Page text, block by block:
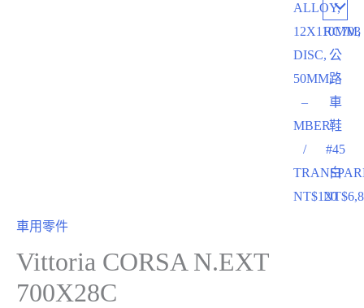
ALLOY,
12X110MM,
DISC,
50MM,
–
MBER
/
NT$120
RC703
公
路
車
鞋
#45
白
NT$
車用零件
Vittoria CORSA N.EXT
700X28C